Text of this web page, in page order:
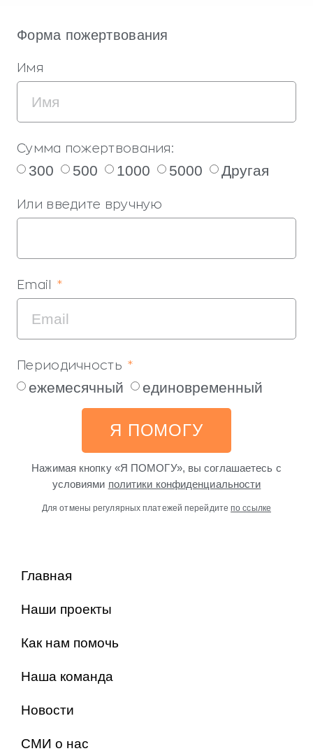
Форма пожертвования
Имя
Сумма пожертвования:
300 500 1000 5000 Другая
Или введите вручную
Email
Периодичность
ежемесячный единовременный
Я ПОМОГУ
Нажимая кнопку «Я ПОМОГУ», вы соглашаетесь с
условиями политики конфиденциальности
Для отмены регулярных платежей перейдитепо ссылке
Главная
Наши проекты
Как нам помочь
Наша команда
Новости
СМИ о нас